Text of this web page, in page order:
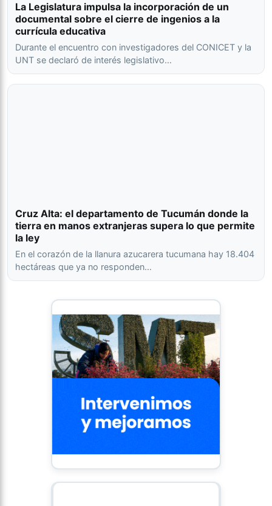
La Legislatura impulsa la incorporación de un
documental sobre el cierre de ingenios a la
currícula educativa
Durante el encuentro con investigadores del CONICET y la
UNT se declaró de interés legislativo…
Cruz Alta: el departamento de Tucumán donde la
tierra en manos extranjeras supera lo que permite
la ley
En el corazón de la llanura azucarera tucumana hay 18.404
hectáreas que ya no responden…